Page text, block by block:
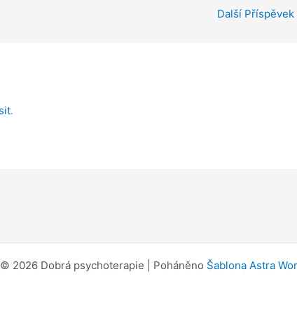
Další Příspěvek
.
2026 Dobrá psychoterapie | Poháněno Šablona Astra